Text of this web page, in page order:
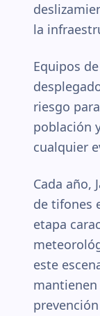
la
Equipos
riesgo
población
cualquier
Cada año,
de tifones
etapa
este